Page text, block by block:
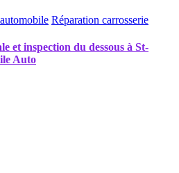
Réparation carrosserie
et inspection du dessous à St-
Auto